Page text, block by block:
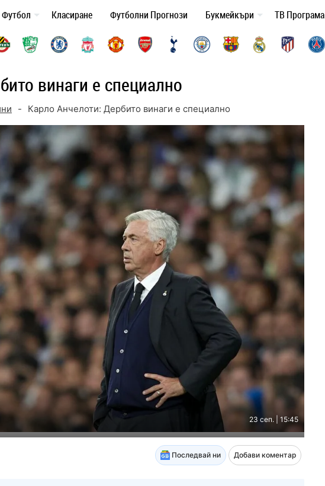
Футбол Класиране Футболни Прогнози Букмейкъри ТВ Програма
винаги е специално
- Карло Анчелоти: Дербито винаги е специално
23 сеп. | 15:45
Последвай ни Добави коментар